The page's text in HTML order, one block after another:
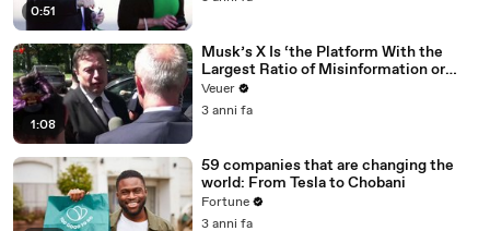
0:51
1:08
Musk’s X Is ‘the Platform With the
Largest Ratio of Misinformation or
Disinformation’ Amongst All Social
Media Platforms
Veuer
3 anni fa
59 companies that are changing the
world: From Tesla to Chobani
Fortune
3 anni fa